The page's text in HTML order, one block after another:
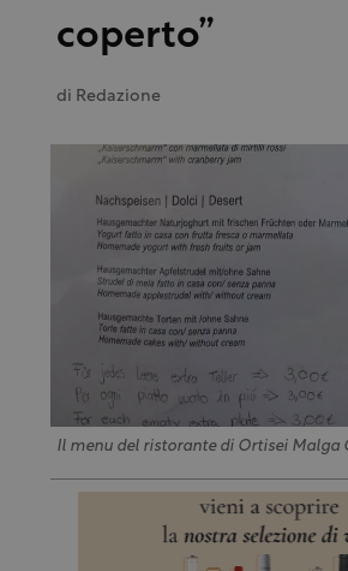
coperto”
di Redazione
Il menu del ristorante di Ortisei Malga